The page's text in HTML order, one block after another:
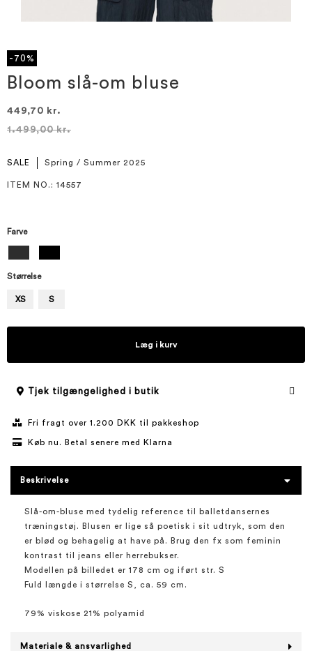
starten
af
billedgalleriet
-70%
Bloom slå-om bluse
449,70 kr.
1.499,00 kr.
SALE Spring / Summer 2025
ITEM NO. : 14557
Farve
Størrelse
XS S
Læg i kurv
Tjek tilgængelighed i butik
Fri fragt over 1.200 DKK til pakkeshop
Køb nu. Betal senere med Klarna
Beskrivelse
Slå-om-bluse med tydelig reference til balletdansernes
træningstøj. Blusen er lige så poetisk i sit udtryk, som den
er blød og behagelig at have på. Brug den fx som feminin
kontrast til jeans eller herrebukser.
Modellen på billedet er 178 cm og iført str. S
Fuld længde i størrelse S, ca. 59 cm.
79% viskose 21% polyamid
Materiale & ansvarlighed